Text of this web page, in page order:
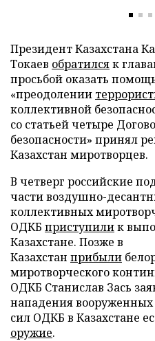
Президент Казахстана
Токаев обратилсяк
просьбой оказать
«преодолении
коллективной
со статьей четыре
безопасности» принял
Казахстан миротворцев.
В четверг российские
части воздушно-
коллективных
ОДКБ приступилик
Казахстане. Позже в
Казахстан прибыли
миротворческого
ОДКБ Станислав Зась
нападения
сил ОДКБ в Казахстане
оружие.